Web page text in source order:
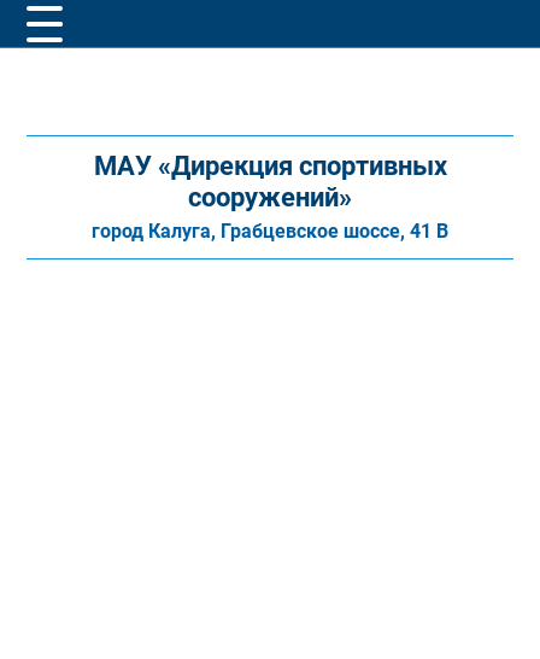
МАУ «Дирекция спортивных
сооружений»
город Калуга, Грабцевское шоссе, 41 В